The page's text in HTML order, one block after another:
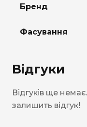
Бренд
Фасування
Відгуки
Відгуків ще
залишить відгук!